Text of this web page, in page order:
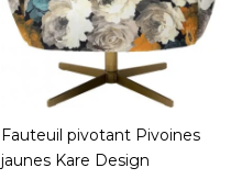
Fauteuil pivotant Pivoines
jaunes Kare Design